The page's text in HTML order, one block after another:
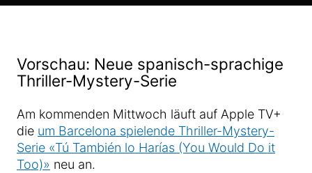
Vorschau: Neue spanisch-sprachige
Thriller-Mystery-Serie
Am kommenden Mittwoch läuft auf Apple TV+
die um Barcelona spielende Thriller-Mystery-
Serie «Tú También lo Harías (You Would Do it
Too)» neu an.